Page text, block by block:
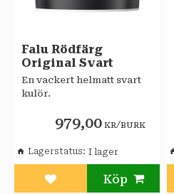
Falu Rödfärg
Original Svart
En vackert helmatt svart
kulör.
979,00 KR/BURK
Lägg till i favoriter
Lagerstatus